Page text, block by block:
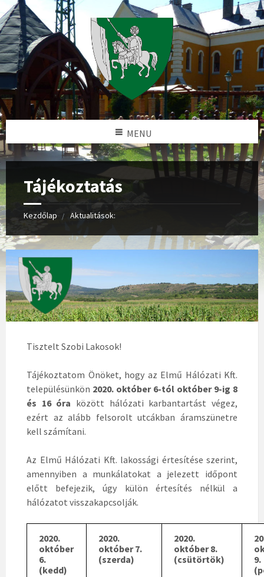
MENU
Tájékoztatás
Kezdőlap Aktualitások:
Tisztelt Szobi Lakosok!
Tájékoztatom Önöket, hogy az Elmű Hálózati Kft.
településünkön 2020. október 6-tól október 9-ig 8
és 16 óra között hálózati karbantartást végez,
ezért az alább felsorolt utcákban áramszünetre
kell számítani.
Az Elmű Hálózati Kft. lakossági értesítése szerint,
amennyiben a munkálatokat a jelezett időpont
előtt befejezik, úgy külön értesítés nélkül a
hálózatot visszakapcsolják.
2020.
október
6.
(kedd)
2020.
október 7.
(szerda)
2020.
október 8.
(csütörtök)
9.